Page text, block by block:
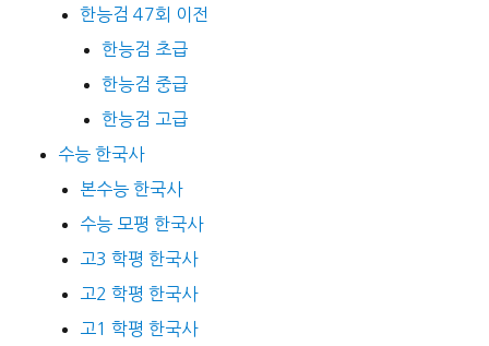
한능검 47회 이전
한능검 초급
한능검 중급
한능검 고급
수능 한국사
본수능 한국사
수능 모평 한국사
고3 학평 한국사
고2 학평 한국사
고1 학평 한국사